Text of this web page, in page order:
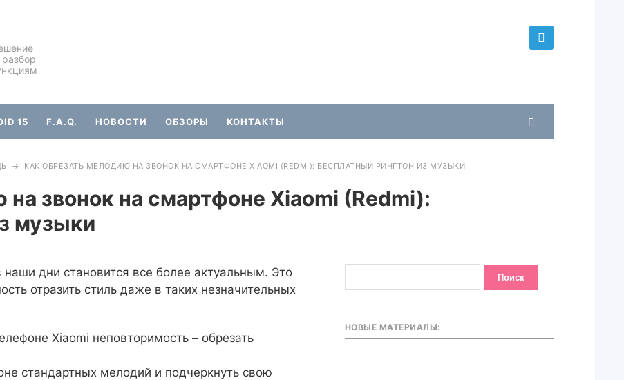
15 F.A.Q. НОВОСТИ ОБЗОРЫ КОНТАКТЫ
→ КАК ОБРЕЗАТЬ МЕЛОДИЮ НА ЗВОНОК НА СМАРТФОНЕ XIAOMI (REDMI): БЕСПЛАТНЫЙ РИНГТОН ИЗ МУЗЫКИ
звонок на смартфоне Xiaomi (Redmi):
музыки
дни становится все более актуальным. Это
отразить стиль даже в таких незначительных
Xiaomi неповторимость – обрезать
стандартных мелодий и подчеркнуть свою
НОВЫЕ МАТЕРИАЛЫ: